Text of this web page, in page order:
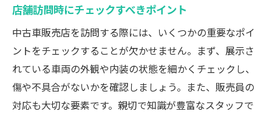
店舗訪問時にチェックすべきポイント
中古車販売店を訪問する際には、いくつかの重要なポイ
ントをチェックすることが欠かせません。まず、展示さ
れている車両の外観や内装の状態を細かくチェックし、
傷や不具合がないかを確認しましょう。また、販売員の
対応も大切な要素です。親切で知識が豊富なスタッフで